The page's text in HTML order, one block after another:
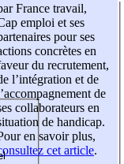
France travail,
emploi et ses
pour ses
concrètes en
du recrutement,
l’intégration et de
de
collaborateurs en
de handicap.
en savoir plus,
cet article.